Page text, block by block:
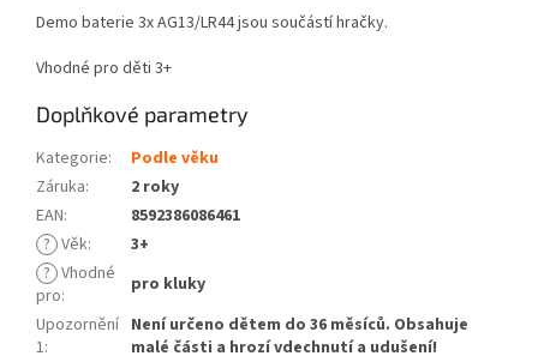
Demo baterie 3x AG13/LR44 jsou součástí hračky.
Vhodné pro děti 3+
Doplňkové parametry
Kategorie:
Podle věku
Záruka:
2 roky
EAN:
8592386086461
? Věk:
3+
? Vhodné
pro:
pro kluky
Upozornění
1:
Není určeno dětem do 36 měsíců. Obsahuje
malé části a hrozí vdechnutí a udušení!